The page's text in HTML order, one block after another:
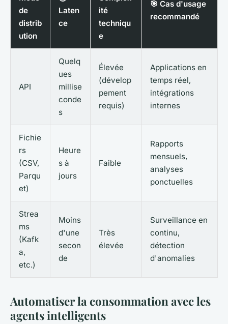
de
distrib
ution
Laten
ce
ité
techniqu
e
🎯 Cas d'usage
recommandé
API
Quelq
ues
millise
conde
s
Élevée
(dévelop
pement
requis)
Applications en
temps réel,
intégrations
internes
Fichie
rs
(CSV,
Parqu
et)
Heure
s à
jours
Faible
Rapports
mensuels,
analyses
ponctuelles
Strea
ms
(Kafk
a,
etc.)
Moins
d'une
secon
de
Très
élevée
Surveillance en
continu,
détection
d'anomalies
Automatiser la consommation avec les
agents intelligents